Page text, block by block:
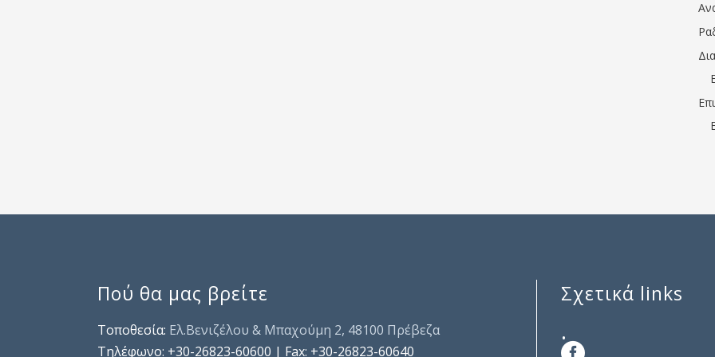
Πού θα μας βρείτε
Τοποθεσία: Ελ.Βενιζέλου & Μπαχούμη 2, 48100 Πρέβεζα
Τηλέφωνo: +30-26823-60600 | Fax: +30-26823-60640
Σχετικά links
.